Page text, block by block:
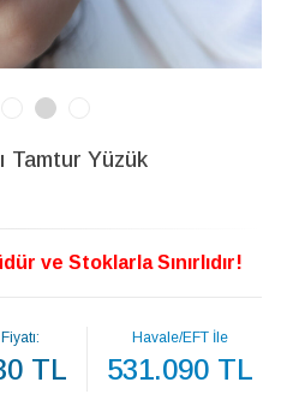
Tamtur Yüzük
ve Stoklarla Sınırlıdır!
TL
Havale/EFT İle
531.090 TL